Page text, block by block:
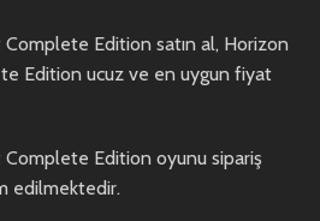
Edition satın al, Horizon
Edition ucuz ve en uygun fiyat
Edition oyunu sipariş
edilmektedir.